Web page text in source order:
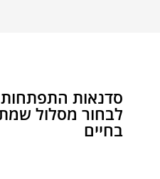
סדנאות
לבחור מסלול
בחיים